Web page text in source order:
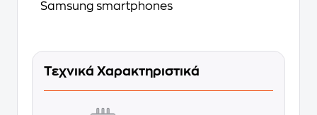
Samsung smartphones
Τεχνικά Χαρακτηριστικά